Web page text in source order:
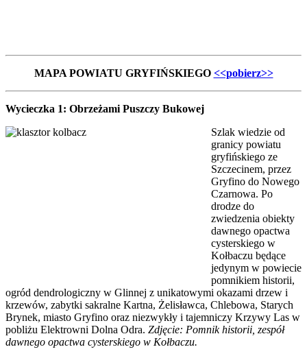
MAPA POWIATU GRYFIŃSKIEGO <<pobierz>>
Wycieczka 1: Obrzeżami Puszczy Bukowej
Szlak wiedzie od
granicy powiatu
gryfińskiego ze
Szczecinem, przez
Gryfino do Nowego
Czarnowa. Po
drodze do
zwiedzenia obiekty
dawnego opactwa
cysterskiego w
Kołbaczu będące
jedynym w powiecie
pomnikiem historii,
ogród dendrologiczny w Glinnej z unikatowymi okazami drzew i
krzewów, zabytki sakralne Kartna, Żelisławca, Chlebowa, Starych
Brynek, miasto Gryfino oraz niezwykły i tajemniczy Krzywy Las w
pobliżu Elektrowni Dolna Odra. Zdjęcie: Pomnik historii, zespół
dawnego opactwa cysterskiego w Kołbaczu.